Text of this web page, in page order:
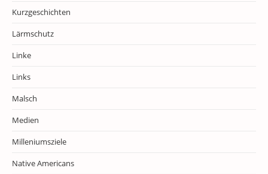
Kurzgeschichten
Lärmschutz
Linke
Links
Malsch
Medien
Milleniumsziele
Native Americans